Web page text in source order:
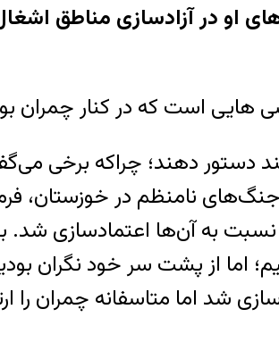
او در آزادسازی مناطق
هایی است که در کنار چمران
دستور دهند؛ چراکه برخی
نامنظم در خوزستان،
به آن‌ها اعتمادسازی
اما از پشت سر خود نگران
شد اما متاسفانه چمران